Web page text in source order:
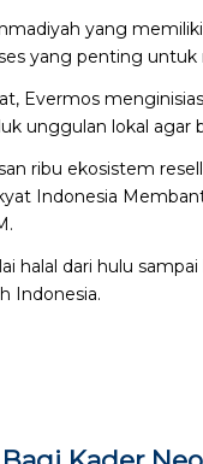
yang
yang penting untuk
Evermos
unggulan lokal agar
ribu ekosistem
Indonesia
halal dari hulu
Indonesia.